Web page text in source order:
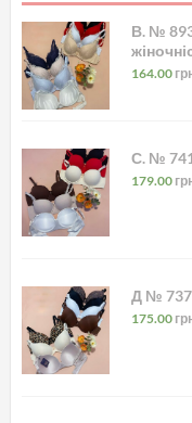
В. №
164.00
С. №
179.00
Д №
175.00